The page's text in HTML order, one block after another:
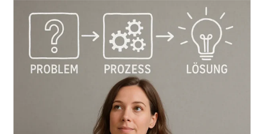
Grundlagen
Eines
Problems
Verstehen,
Um
Es